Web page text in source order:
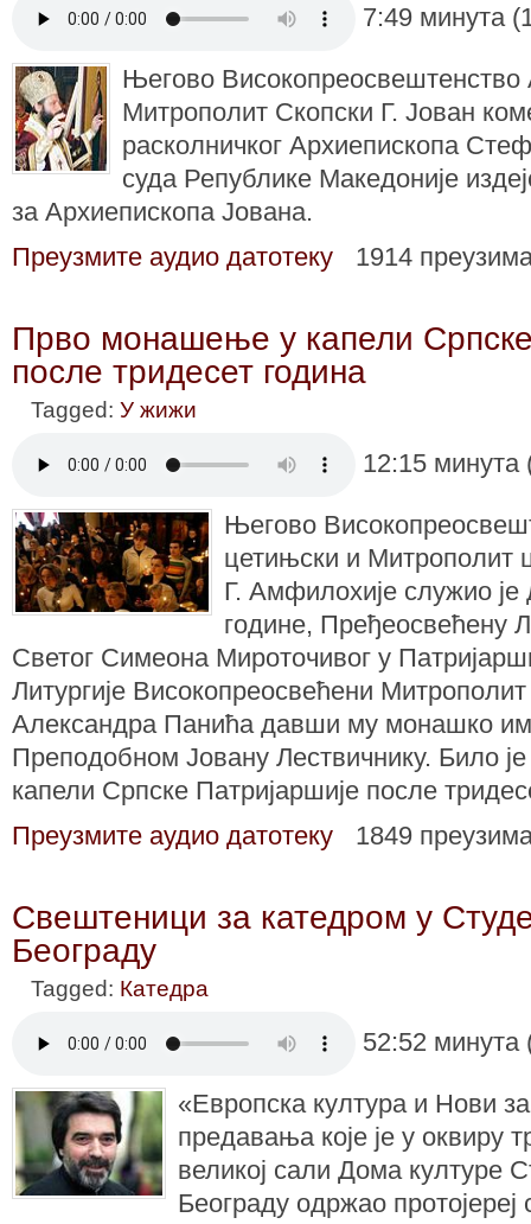
7:49 минута
Његово Високопреосвештенство
Митрополит Скопски Г. Јован
расколничког Архиепископа
суда Републике Македоније
за Архиепископа Јована.
Преузмите аудио датотеку
1914
Прво монашење у капели
после тридесет година
Tagged: У жижи
12:15
Његово
цетињски и Митрополит
Г. Амфилохије служио
године, Пређеосвећену
Светог Симеона Мироточивог у
Литургије Високопреосвећени
Александра Панића давши му монашко
Преподобном Јовану Лествичнику. Било
капели Српске Патријаршије после
Преузмите аудио датотеку
1849
Свештеници за катедром у
Београду
Tagged: Катедра
52:52
«Европска култура и Нови
предавања које је у оквиру
великој сали Дома културе
Београду одржао